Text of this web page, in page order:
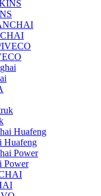
Huafeng
Power